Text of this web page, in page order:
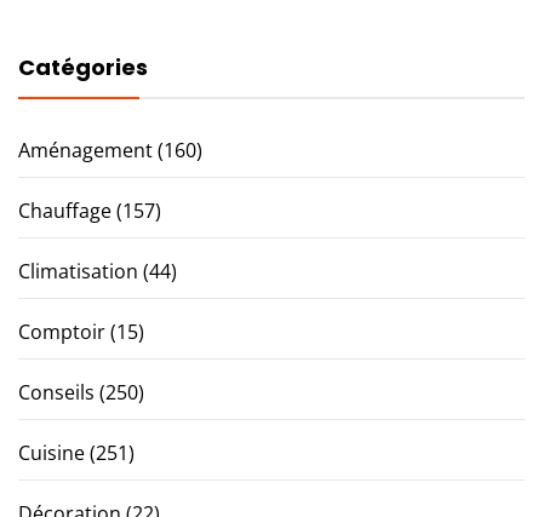
Catégories
Aménagement(160)
Chauffage(157)
Climatisation (44)
Comptoir(15)
Conseils (250)
Cuisine(251)